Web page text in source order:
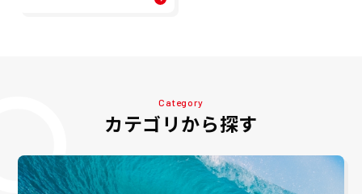
Category
カテゴリから探す